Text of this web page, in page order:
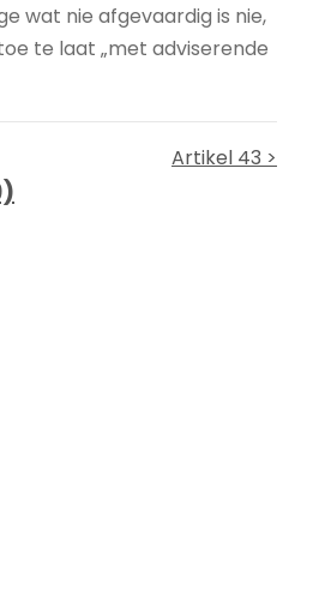
wat nie afgevaardig is nie,
te laat „met adviserende
Artikel 43 >